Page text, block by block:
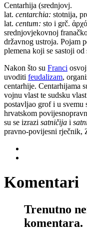
Centarhija (srednjovj.
lat. centarchia: stotnija,
lat. centum: sto i grč.
srednjovjekovnoj
državnog ustroja. Pojam
plemena koji se sastoji
Nakon što su Franci
uvoditi feudalizam,
centarhije. Centarhijama
vojnu vlast te sudsku
postavljao grof i u
hrvatskom
su se izrazi satničija i
pravno-povijesni rječnik,
Komentari
Trenutno
komentara.